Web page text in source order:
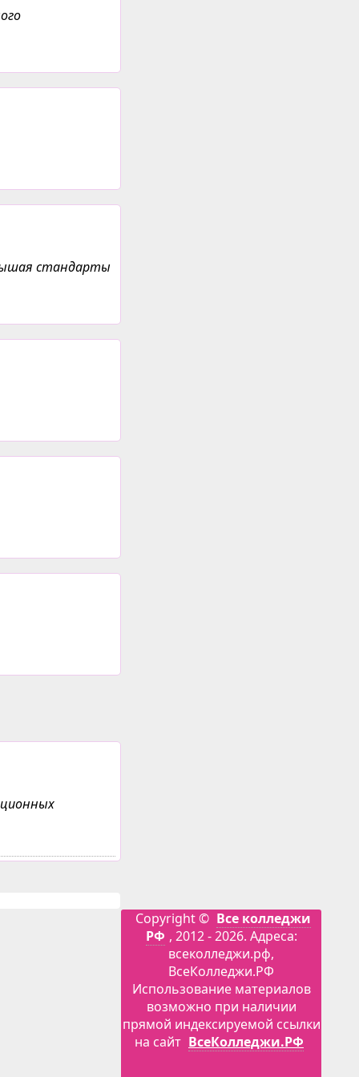
стандарты
Copyright © Все колледжи
РФ , 2012 - 2026. Адреса:
всеколледжи.рф,
ВсеКолледжи.РФ
Использование материалов
возможно при наличии
прямой индексируемой ссылки
на сайт ВсеКолледжи.РФ